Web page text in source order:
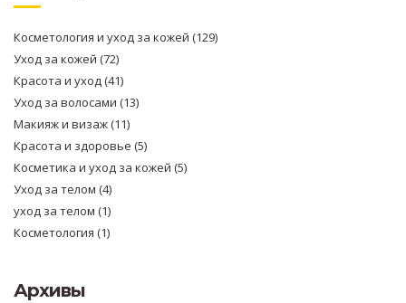
Косметология и уход за кожей (129)
Уход за кожей (72)
Красота и уход(41)
Уход за волосами (13)
Макияж и визаж(11)
Красота и здоровье (5)
Косметика и уход за кожей (5)
Уход за телом (4)
уход за телом (1)
Косметология (1)
Архивы